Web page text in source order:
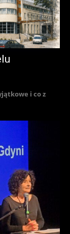
i co z